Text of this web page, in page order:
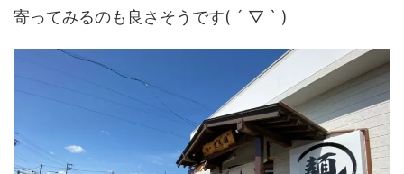
寄ってみるのも良さそうです( ´ ▽ ` )